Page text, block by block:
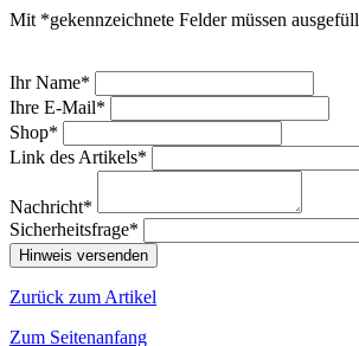
Mit *gekennzeichnete Felder müssen
Ihr Name*
Ihre E-Mail*
Shop*
Link des Artikels*
Nachricht*
Sicherheitsfrage*
Zurück zum Artikel
Zum Seitenanfang